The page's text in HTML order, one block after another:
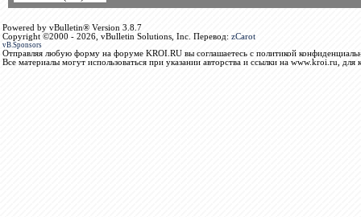
Powered by vBulletin® Version 3.8.7
Copyright ©2000 - 2026, vBulletin Solutions, Inc. Перевод: zCarot
vB.Sponsors
Отправляя любую форму на форуме KROI.RU вы соглашаетесь с политикой
Все материалы могут использоваться при указании авторства и ссылки на www.kroi.ru, для